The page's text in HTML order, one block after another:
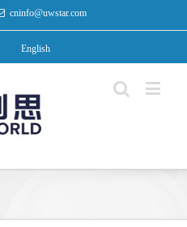
cninfo@uwstar.com
English